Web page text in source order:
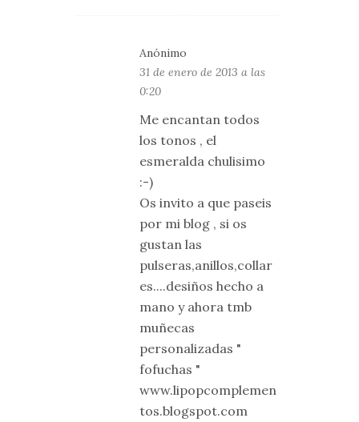
Anónimo
31 de enero de 2013 a las
0:20
Me encantan todos
los tonos , el
esmeralda chulisimo
:-)
Os invito a que paseis
por mi blog , si os
gustan las
pulseras,anillos,collar
es....desiños hecho a
mano y ahora tmb
muñecas
personalizadas "
fofuchas "
www.lipopcomplemen
tos.blogspot.com